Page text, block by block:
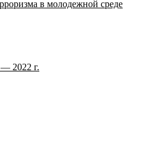
в молодежной среде
— 2022 г.